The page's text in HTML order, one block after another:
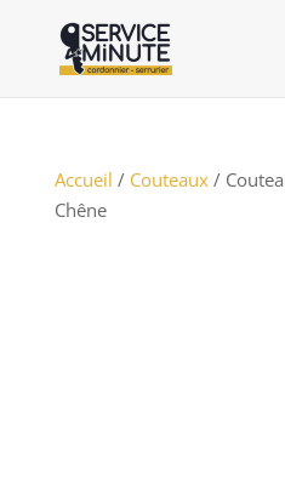
Accueil / Couteaux/
Chêne